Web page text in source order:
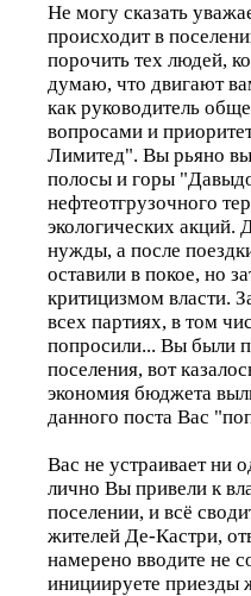
Не могу сказать
происходит в
порочить тех людей,
думаю, что двигают
как руководитель
вопросами и
Лимитед". Вы рьяно
полосы и горы
нефтеотгрузочного
экологических акций.
нужды, а после
оставили в покое, но
критицизмом власти.
всех партиях, в том
попросили... Вы были
поселения, вот
экономия бюджета
данного поста Вас
Вас не устраивает ни
лично Вы привели к
поселении, и всё
жителей Де-Кастри,
намерено вводите не
инициируете приезды